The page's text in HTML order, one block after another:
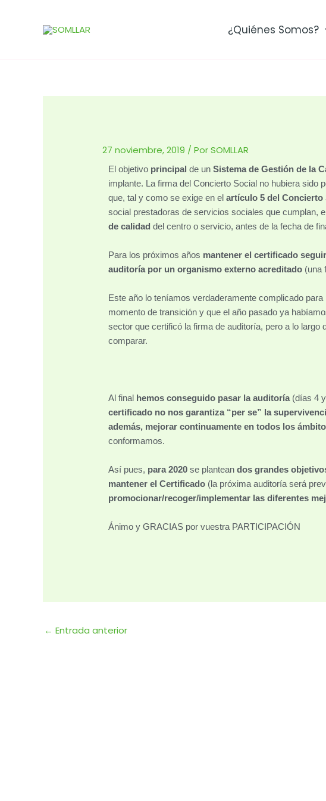
contenido
¿Quiénes Somos?
27 noviembre, 2019 / PorSOMLLAR
El objetivo principal de unSistema de Gestión de la
implante. La firma del Concierto Social no hubiera sido
que, tal y como se exige en elartículo 5 del Concierto
social prestadoras de servicios sociales que cumplan,
de calidad del centro o servicio, antes de la fecha de
Para los próximos años mantener el certificado
auditoría por un organismo externo acreditado (una
Este año lo teníamos verdaderamente complicado
momento de transición y que el año pasado ya
sector que certificó la firma de auditoría, pero a lo
comparar.
Al final hemos conseguido pasar la auditoría(días 4
certificado no nos garantiza “per se” la
además, mejorar continuamente en todos los
conformamos.
Así pues, para 2020 se planteandos grandes
mantener el Certificado (la próxima auditoría será
promocionar/recoger/implementar las diferentes
Ánimo y GRACIAS por vuestra PARTICIPACIÓN
← Entrada anterior